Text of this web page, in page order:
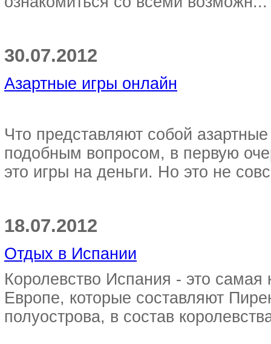
30.07.2012
Азартные игры онлайн
Что представляют собой
подобным вопросом, в первую
это игры на деньги. Но это не
18.07.2012
Отдых в Испании
Королевство Испания - это самая
Европе, которые составляют
полуострова, в состав